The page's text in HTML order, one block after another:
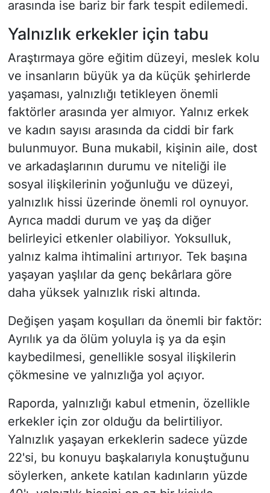
arasında ise bariz bir fark tespit edilemedi.
Yalnızlık erkekler için tabu
Araştırmaya göre eğitim düzeyi, meslek kolu
ve insanların büyük ya da küçük şehirlerde
yaşaması, yalnızlığı tetikleyen önemli
faktörler arasında yer almıyor. Yalnız erkek
ve kadın sayısı arasında da ciddi bir fark
bulunmuyor. Buna mukabil, kişinin aile, dost
ve arkadaşlarının durumu ve niteliği ile
sosyal ilişkilerinin yoğunluğu ve düzeyi,
yalnızlık hissi üzerinde önemli rol oynuyor.
Ayrıca maddi durum ve yaş da diğer
belirleyici etkenler olabiliyor. Yoksulluk,
yalnız kalma ihtimalini artırıyor. Tek başına
yaşayan yaşlılar da genç bekârlara göre
daha yüksek yalnızlık riski altında.
Değişen yaşam koşulları da önemli bir faktör:
Ayrılık ya da ölüm yoluyla iş ya da eşin
kaybedilmesi, genellikle sosyal ilişkilerin
çökmesine ve yalnızlığa yol açıyor.
Raporda, yalnızlığı kabul etmenin, özellikle
erkekler için zor olduğu da belirtiliyor.
Yalnızlık yaşayan erkeklerin sadece yüzde
22'si, bu konuyu başkalarıyla konuştuğunu
söylerken, ankete katılan kadınların yüzde